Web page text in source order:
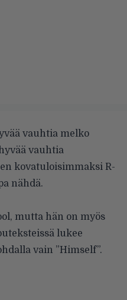
vauhtia melko
vauhtia
kovatuloisimmaksi R-
nähdä.
mutta hän on myös
lukee
vain ”Himself”.